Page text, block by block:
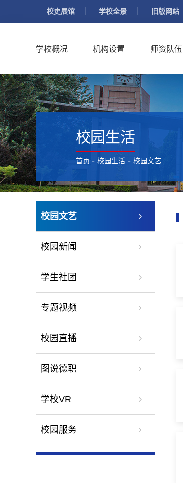
校史展馆 学校全景 旧版网站
学校概况 机构设置 师资队伍
校园生活
首页 - 校园生活 - 校园文艺
校园文艺
校园新闻
学生社团
专题视频
校园直播
图说德职
学校VR
校园服务